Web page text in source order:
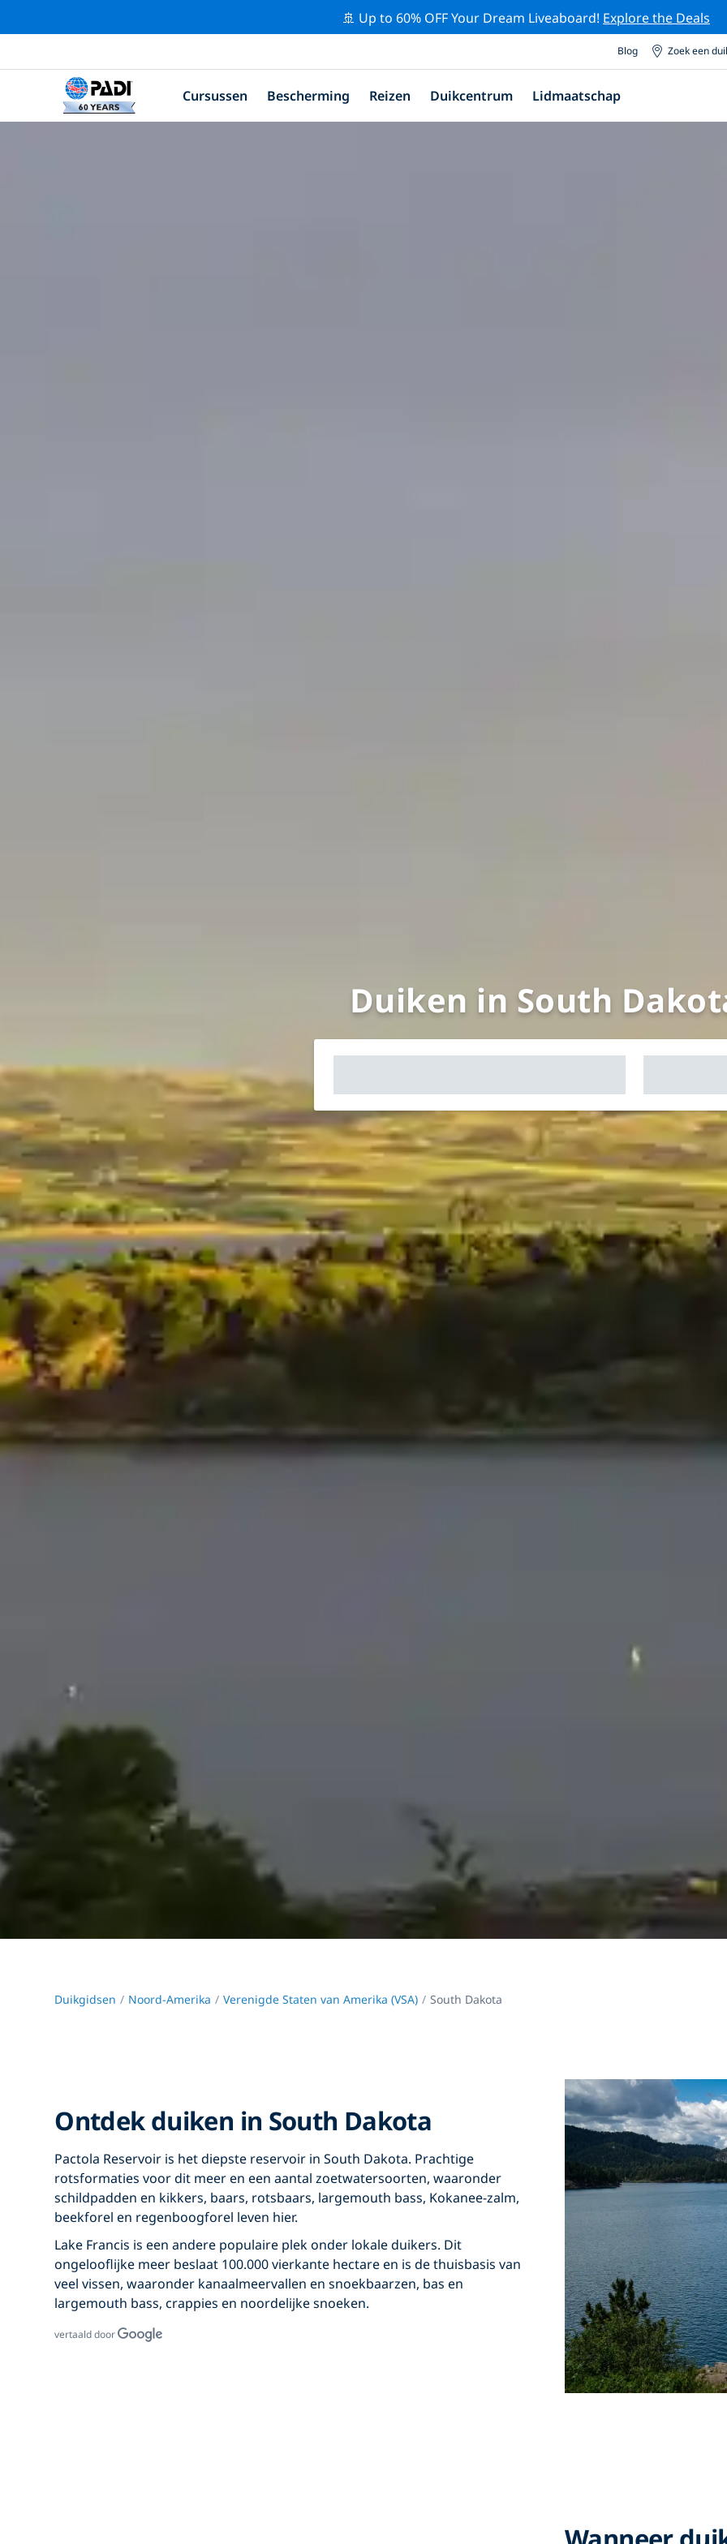
🚢 Up to 60% OFF Your Dream Liveaboard! Explore the Deals
Blog Zoek een
Cursussen Bescherming Reizen Duikcentrum Lidmaatschap
Duiken in South
Duikgidsen Noord-Amerika Verenigde Staten van Amerika (VSA) South Dakota
Ontdek duiken in South Dakota
Pactola Reservoir is het diepste reservoir in South Dakota. Prachtige
rotsformaties voor dit meer en een aantal zoetwatersoorten, waaronder
schildpadden en kikkers, baars, rotsbaars, largemouth bass, Kokanee-zalm,
beekforel en regenboogforel leven hier.
Lake Francis is een andere populaire plek onder lokale duikers. Dit
ongelooflijke meer beslaat 100.000 vierkante hectare en is de thuisbasis van
veel vissen, waaronder kanaalmeervallen en snoekbaarzen, bas en
largemouth bass, crappies en noordelijke snoeken.
vertaald door